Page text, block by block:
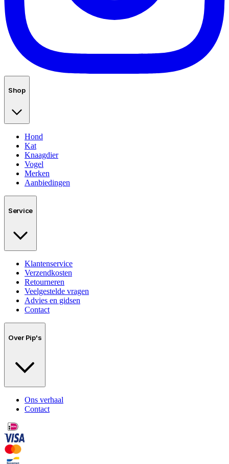
Shop
Hond
Kat
Knaagdier
Vogel
Merken
Aanbiedingen
Service
Klantenservice
Verzendkosten
Retourneren
Veelgestelde vragen
Advies en gidsen
Contact
Over Pip's
Ons verhaal
Contact